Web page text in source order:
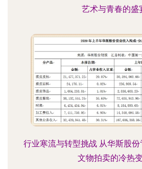
艺术与青春的盛
行业寒流与转型挑战 从华斯股
文物拍卖的冷热